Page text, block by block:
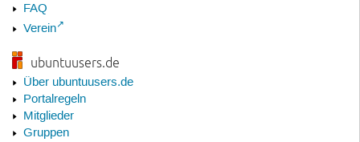
FAQ
Verein
ubuntuusers.de
Über ubuntuusers.de
Portalregeln
Mitglieder
Gruppen